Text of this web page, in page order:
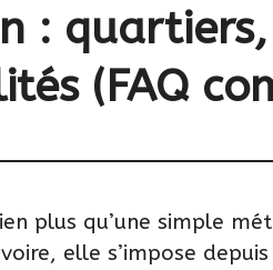
:
(FAQ
plus qu’une simple
elle s’impose